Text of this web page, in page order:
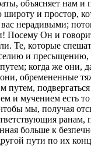
объясняет нам
и простор,
нерадивыми;
Посему Он и
Те, которые
и
когда же они,
обремененные
и мучением есть
мы, получая
больше к
пути по их